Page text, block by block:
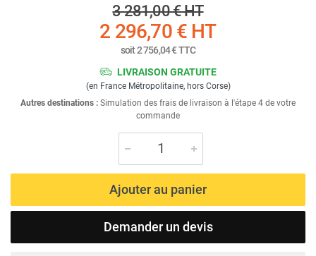
3 281,00 €HT
2 296,70 € HT
soit2 756,04 €TTC
LIVRAISON GRATUITE
(en France Métropolitaine, hors Corse)
Autres destinations : Simulation des frais de livraison à l'étape 4 de votre
commande
Ajouter au panier
Demander un devis